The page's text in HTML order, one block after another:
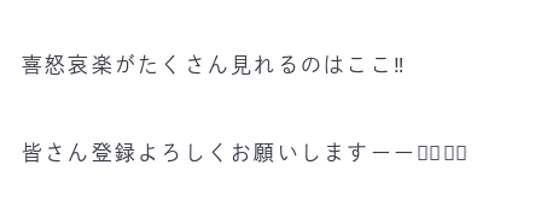
喜怒哀楽がたくさん見れるのはここ‼️
皆さん登録よろしくお願いしますーー🙇‍♂️🙇‍♂️